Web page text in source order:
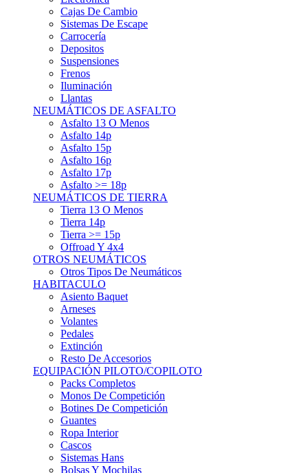
Sistemas De Escape
Carrocería
Depositos
Suspensiones
Frenos
Iluminación
Llantas
NEUMÁTICOS DE ASFALTO
Asfalto 13 O Menos
Asfalto 14p
Asfalto 15p
Asfalto 16p
Asfalto 17p
Asfalto >= 18p
NEUMÁTICOS DE TIERRA
Tierra 13 O Menos
Tierra 14p
Tierra >= 15p
Offroad Y 4x4
OTROS NEUMÁTICOS
Otros Tipos De Neumáticos
HABITACULO
Asiento Baquet
Arneses
Volantes
Pedales
Extinción
Resto De Accesorios
EQUIPACIÓN PILOTO/COPILOTO
Packs Completos
Monos De Competición
Botines De Competición
Guantes
Ropa Interior
Cascos
Sistemas Hans
Bolsas Y Mochilas
Equipación Para Mecánicos